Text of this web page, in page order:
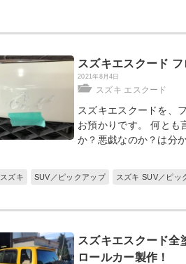
スズキエスクード
2021年8月4日
スズキ エスクード
スズキエスクードを、
お預かりです。 何とも
か？悪戯なのか？は分
スズキ SUV／ピックアップ スズキ SUV／ピッ
スズキエスクード全
ロールカー製作！